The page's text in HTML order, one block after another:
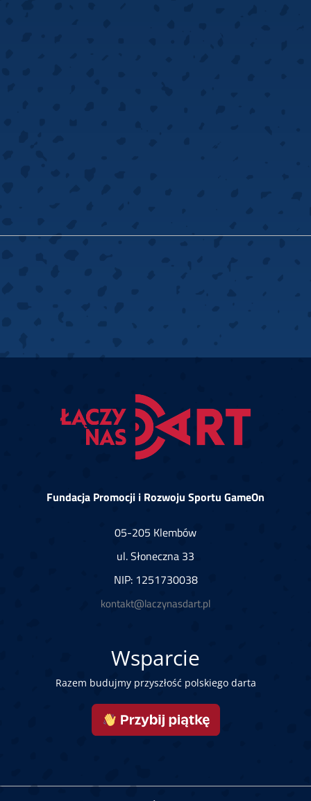
Fundacja Promocji i Rozwoju Sportu GameOn
05-205 Klembów
ul. Słoneczna 33
NIP: 1251730038
kontakt@laczynasdart.pl
Wsparcie
Razem budujmy przyszłość polskiego darta